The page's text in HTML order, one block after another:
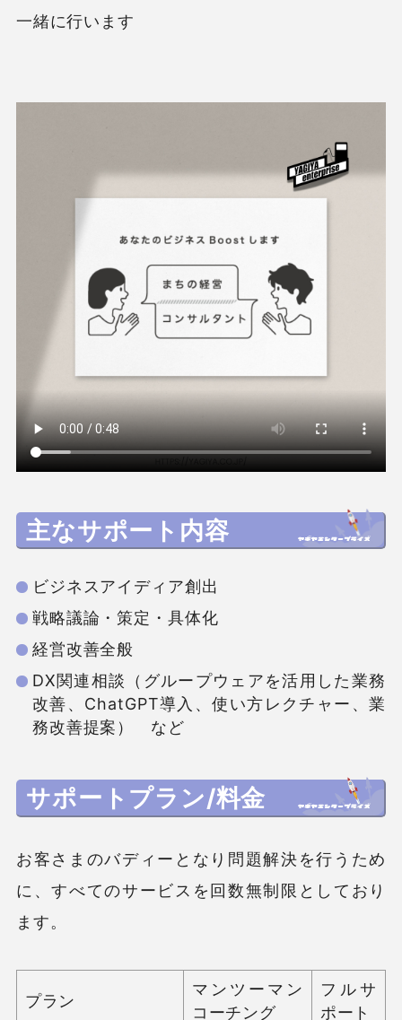
一緒に行います
主なサポート内容
ビジネスアイディア創出
戦略議論・策定・具体化
経営改善全般
DX関連相談（グループウェアを活用した業務
改善、ChatGPT導入、使い方レクチャー、業
務改善提案） など
サポートプラン/料金
お客さまのバディーとなり問題解決を行うため
に、すべてのサービスを回数無制限としており
ます。
プラン
マンツーマン
コーチング
フルサ
ポート